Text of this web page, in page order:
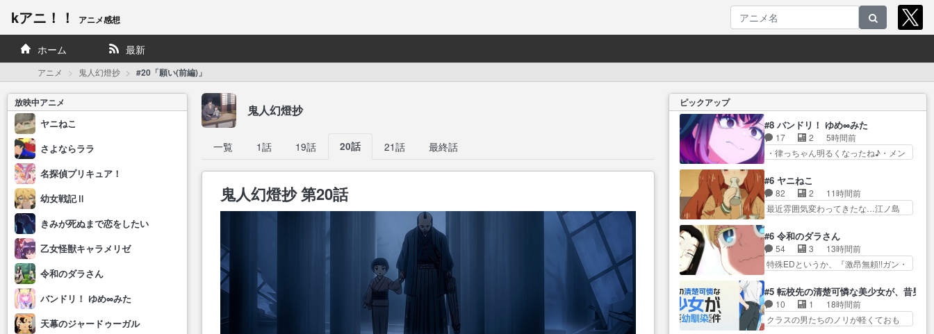
kアニ！！ アニメ感想
ホーム 最新
アニメ 鬼人幻燈抄 #20「願い(前編)」
放映中アニメ
ヤニねこ
さよならララ
名探偵プリキュア！
幼女戦記Ⅱ
きみが死ぬまで恋をしたい
乙女怪獣キャラメリゼ
令和のダラさん
バンドリ！ ゆめ∞みた
天幕のジャードゥーガル
鬼人幻燈抄
一覧 1話 19話 20話 21話 最終話
鬼人幻燈抄 第20話
ピックアップ
#8 バンドリ！ ゆめ∞みた
17 2
5時間前
・律っちゃん明るくなったね♪・メン
律がビオラの呪縛から… 「私は
あなたが嫌いなんです」「バンドや
め… 何が起きているのか！？次
週、みゅーたいぷ… ビオラ様、
て… 助けたい気持ちはあるで
も、それだけじゃど… あられ等
の学校へ転校してきた律の歓迎会
かなっと思ったけ… ようやくバ
ンドの中での深い対話やそこか
ら… ああいうのまとめ動画って
言うんですか？あ…
#6 ヤニねこ
82 2
11時間前
最近雰囲気変わってきたな…江ノ島
ん？つーかお嬢様が多い… 虫だ
らけの汚部屋はガチでやめてずっこ
ける… 第６話をLeminoで視聴し
ました。視聴… モジャンボみた
合を直で飲むのヤバいし、酔ってそ
のまま… 目をつけられたから？
逆に酔ったカンサイ色… 字書き
#6 令和のダラさん
54 3
13時間前
特殊EDというか、『激昂無頼!!ガン・
だったのにEDが… 小5男子に理
想のご近所さん♡こんな姿で
ビ… 足らん、足らんぞぉぉぉ!!!特
に透過光と… 超常の存在を信じ
#5 転校先の清楚可憐な美少女が、昔男
10 1
18時間前
クラスの男たちのノリが軽くておも